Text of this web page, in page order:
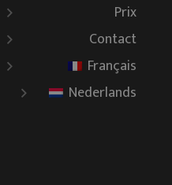
Prix
Contact
Français
Nederlands